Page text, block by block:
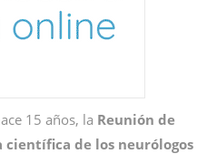
15 años, la Reunión de
de los neurólogos